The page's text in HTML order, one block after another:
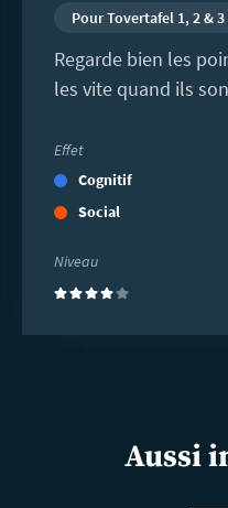
Pour Tovertafel 1, 2 & 3
Regarde bien les
les vite quand ils
Effet
Cognitif
Social
Niveau
(4)
Aussi